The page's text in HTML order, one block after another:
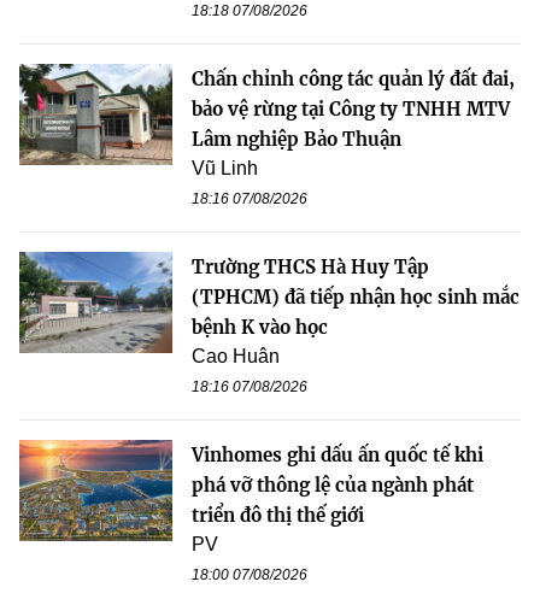
18:18 07/08/2026
Chấn chỉnh công tác quản lý đất đai,
bảo vệ rừng tại Công ty TNHH MTV
Lâm nghiệp Bảo Thuận
Vũ Linh
18:16 07/08/2026
Trường THCS Hà Huy Tập
(TPHCM) đã tiếp nhận học sinh mắc
bệnh K vào học
Cao Huân
18:16 07/08/2026
Vinhomes ghi dấu ấn quốc tế khi
phá vỡ thông lệ của ngành phát
triển đô thị thế giới
PV
18:00 07/08/2026